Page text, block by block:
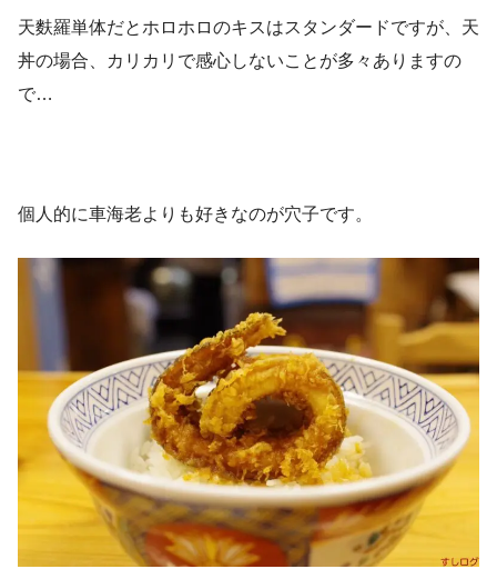
天麩羅単体だとホロホロのキスはスタンダードですが、天
丼の場合、カリカリで感心しないことが多々ありますの
で…
個人的に車海老よりも好きなのが穴子です。